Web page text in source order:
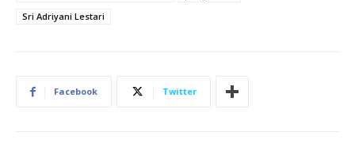
Sri Adriyani Lestari
Facebook Twitter